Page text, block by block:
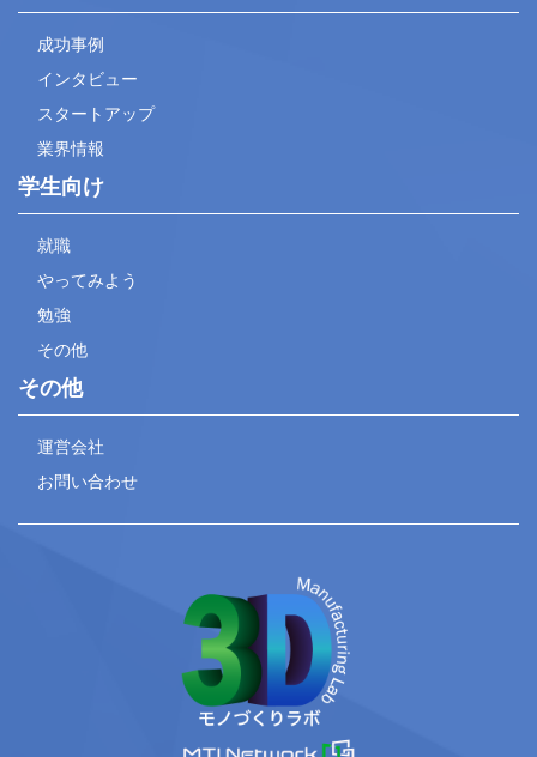
成功事例
インタビュー
スタートアップ
業界情報
学生向け
就職
やってみよう
勉強
その他
その他
運営会社
お問い合わせ